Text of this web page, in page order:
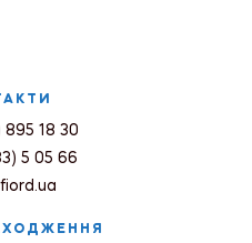
895 18 30
5 05 66